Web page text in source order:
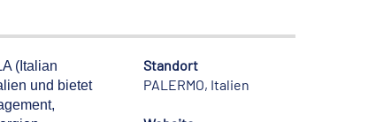
(Italian
und bietet
Standort
PALERMO, Italien